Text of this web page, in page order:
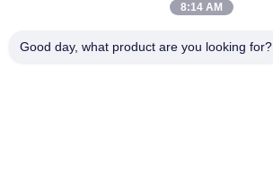
8:14 AM
Good day, what product are you looking for?